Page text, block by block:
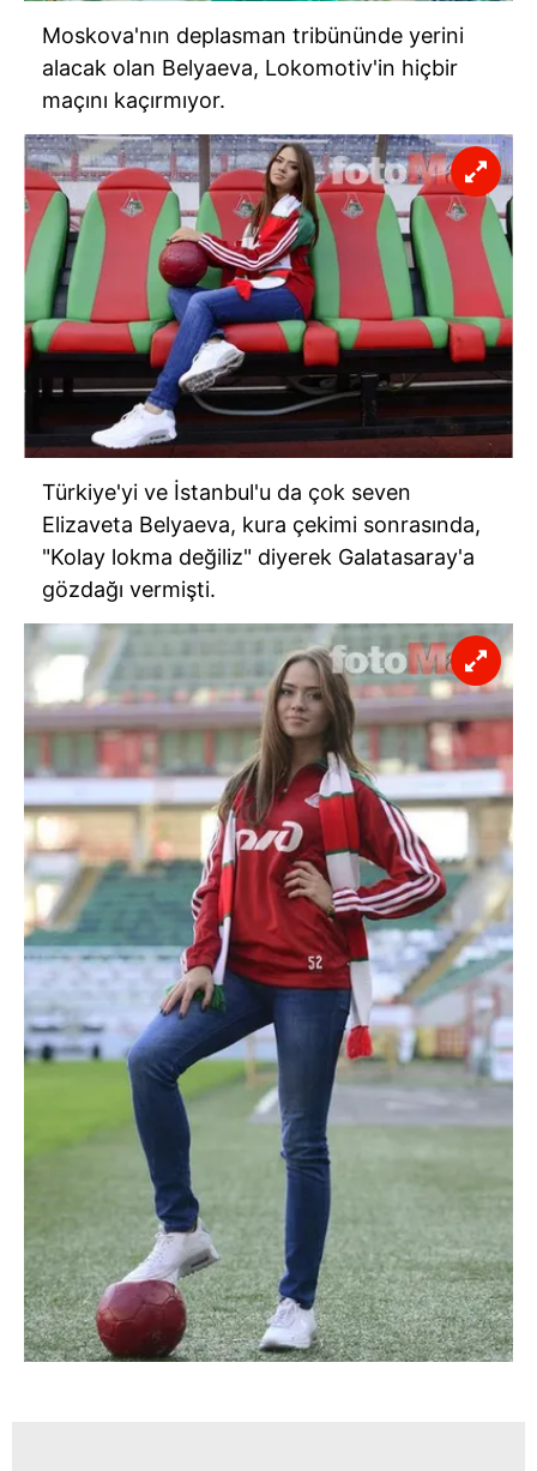
Moskova'nın deplasman tribününde yerini
alacak olan Belyaeva, Lokomotiv'in hiçbir
maçını kaçırmıyor.
Türkiye'yi ve İstanbul'u da çok seven
Elizaveta Belyaeva, kura çekimi sonrasında,
"Kolay lokma değiliz" diyerek Galatasaray'a
gözdağı vermişti.